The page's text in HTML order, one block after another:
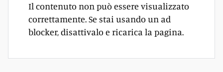
Il contenuto non può essere visualizzato
correttamente. Se stai usando un ad
blocker, disattivalo e ricarica la pagina.